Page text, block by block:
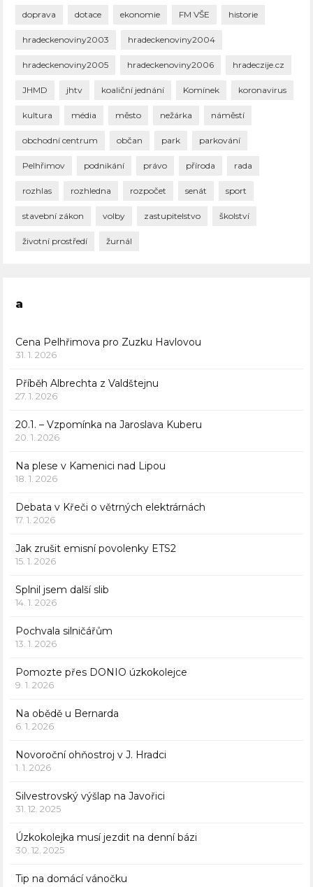
doprava dotace ekonomie FM VŠE historie
hradeckenoviny2003 hradeckenoviny2004
hradeckenoviny2005 hradeckenoviny2006 hradeczije.cz
JHMD jhtv koaliční jednání Komínek koronavirus
kultura média město nežárka náměstí
obchodní centrum občan park parkování
Pelhřimov podnikání právo příroda rada
rozhlas rozhledna rozpočet senát sport
stavební zákon volby zastupitelstvo školství
životní prostředí žurnál
a
Cena Pelhřimova pro Zuzku Havlovou
31. 1. 2026
Příběh Albrechta z Valdštejnu
27. 1. 2026
20.1. – Vzpomínka na Jaroslava Kuberu
20. 1. 2026
Na plese v Kamenici nad Lipou
18. 1. 2026
Debata v Křeči o větrných elektrárnách
17. 1. 2026
Jak zrušit emisní povolenky ETS2
15. 1. 2026
Splnil jsem další slib
14. 1. 2026
Pochvala silničářům
13. 1. 2026
Pomozte přes DONIO úzkokolejce
9. 1. 2026
Na obědě u Bernarda
6. 1. 2026
Novoroční ohňostroj v J. Hradci
1. 1. 2026
Silvestrovský výšlap na Javořici
31. 12. 2025
Úzkokolejka musí jezdit na denní bázi
30. 12. 2025
Tip na domácí vánočku